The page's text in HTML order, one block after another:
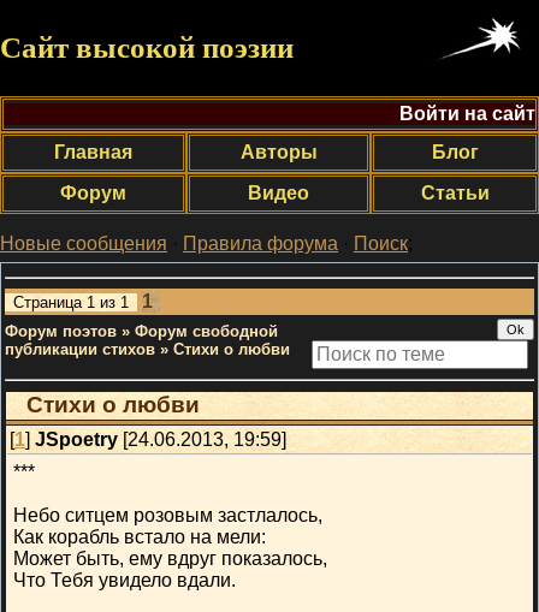
Сайт высокой поэзии
Войти на сайт
Главная
Авторы
Блог
Форум
Видео Статьи
Новые сообщения · Правила форума · Поиск;
Страница 1 из 1 1
Форум поэтов » Форум свободной
публикации стихов » Стихи о любви
Стихи о любви
[1] JSpoetry [24.06.2013, 19:59]
***
Небо ситцем розовым застлалось,
Как корабль встало на мели:
Может быть, ему вдруг показалось,
Что Тебя увидело вдали.